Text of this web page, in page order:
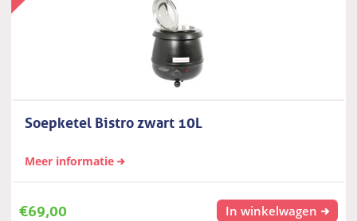
Soepketel Bistro zwart 10L
Meer informatie
€69,00 In winkelwagen